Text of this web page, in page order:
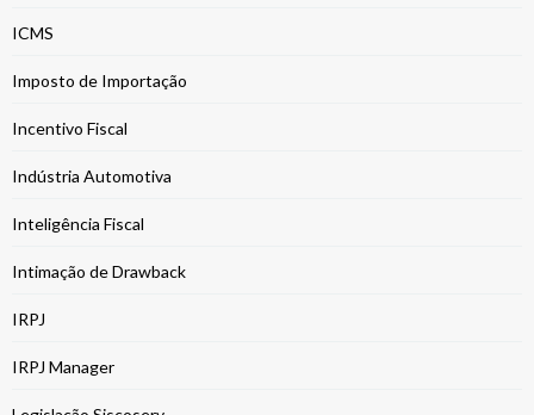
ICMS
Imposto de Importação
Incentivo Fiscal
Indústria Automotiva
Inteligência Fiscal
Intimação de Drawback
IRPJ
IRPJ Manager